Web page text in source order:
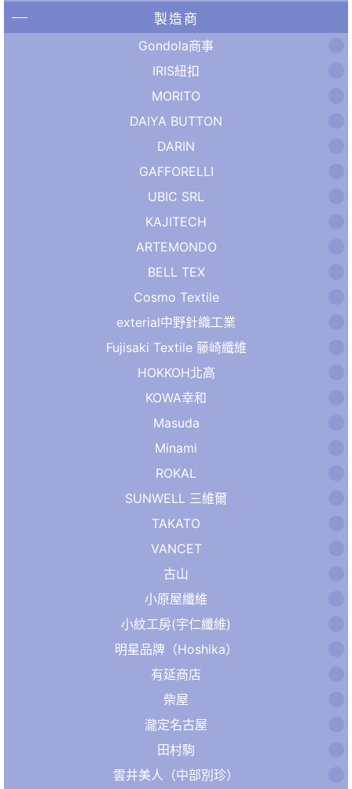
製造商
Gondola商事
IRIS紐扣
MORITO
DAIYA BUTTON
DARIN
GAFFORELLI
UBIC SRL
KAJITECH
ARTEMONDO
BELL TEX
Cosmo Textile
exterial中野針織工業
Fujisaki Textile 藤崎纖維
HOKKOH北高
KOWA幸和
Masuda
Minami
ROKAL
SUNWELL 三維爾
TAKATO
VANCET
古山
小原屋纖維
小紋工房(宇仁纖維)
明星品牌（Hoshika）
有延商店
柴屋
瀧定名古屋
田村駒
雲井美人（中部別珍）